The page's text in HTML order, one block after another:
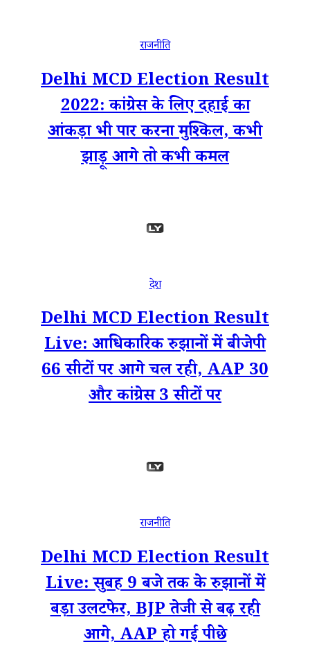
राजनीति
Delhi MCD Election Result
2022: कांग्रेस के लिए दहाई का
आंकड़ा भी पार करना मुश्किल, कभी
झाड़ू आगे तो कभी कमल
देश
Delhi MCD Election Result
Live: आधिकारिक रुझानों में बीजेपी
66 सीटों पर आगे चल रही, AAP 30
और कांग्रेस 3 सीटों पर
राजनीति
Delhi MCD Election Result
Live: सुबह 9 बजे तक के रुझानों में
बड़ा उलटफेर, BJP तेजी से बढ़ रही
आगे, AAP हो गई पीछे